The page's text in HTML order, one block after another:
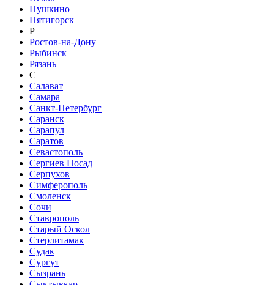
Пушкино
Пятигорск
Р
Ростов-на-Дону
Рыбинск
Рязань
С
Салават
Самара
Санкт-Петербург
Саранск
Сарапул
Саратов
Севастополь
Сергиев Посад
Серпухов
Симферополь
Смоленск
Сочи
Ставрополь
Старый Оскол
Стерлитамак
Судак
Сургут
Сызрань